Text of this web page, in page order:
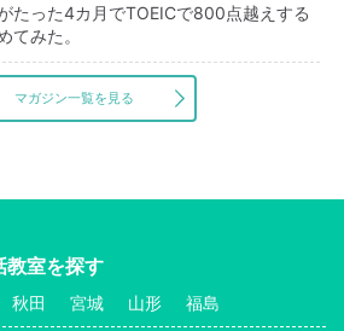
たった4カ月でTOEICで800点越えする
てみた。
マガジン一覧を見る
教室を探す
秋田 宮城 山形 福島